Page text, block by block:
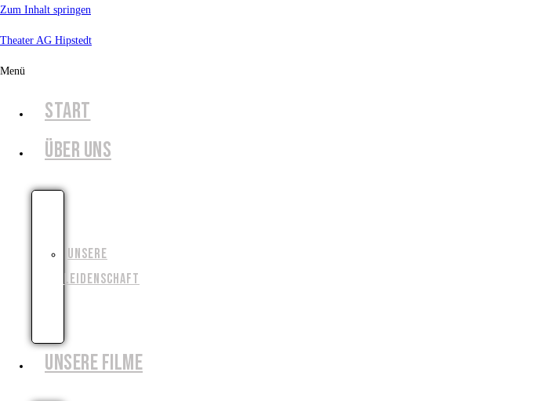
Zum Inhalt springen
Theater AG Hipstedt
Menü
START
ÜBER UNS
UNSERE
LEIDENSCHAFT
UNSERE FILME